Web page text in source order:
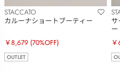
STACCATO
カルーナショートブーティー
￥8,679 (70%OFF)
OUTLET
ー